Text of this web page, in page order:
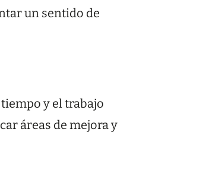
un sentido de
y el trabajo
áreas de mejora y